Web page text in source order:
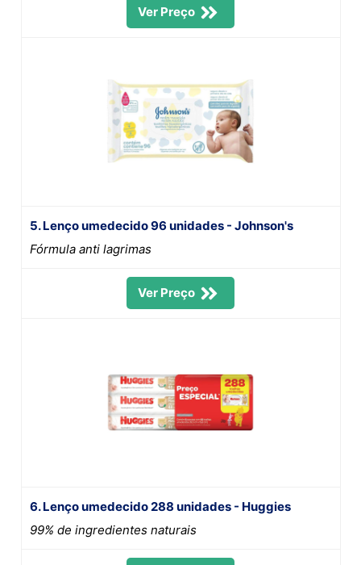
Ver Preço
5. Lenço umedecido 96 unidades - Johnson's
Fórmula anti lagrimas
Ver Preço
6. Lenço umedecido 288 unidades - Huggies
99% de ingredientes naturais